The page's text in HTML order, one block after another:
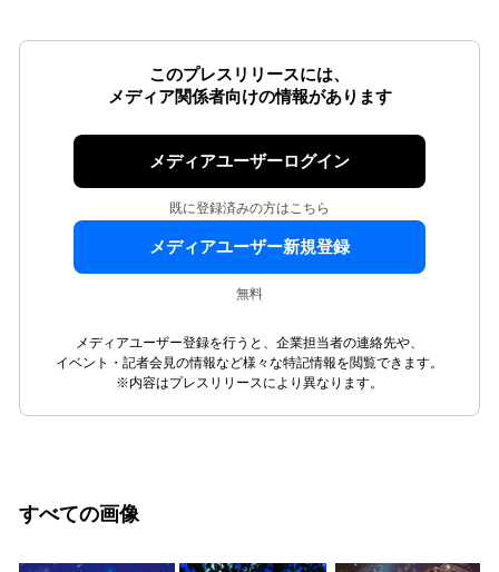
このプレスリリースには、
メディア関係者向けの情報があります
メディアユーザーログイン
既に登録済みの方はこちら
メディアユーザー新規登録
無料
メディアユーザー登録を行うと、企業担当者の連絡先や、
イベント・記者会見の情報など様々な特記情報を閲覧できます。
※内容はプレスリリースにより異なります。
すべての画像